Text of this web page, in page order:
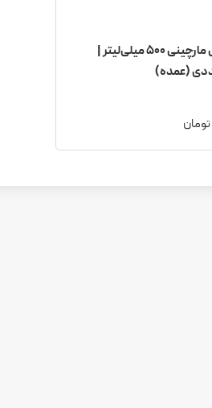
آبجو روسی مارچینی ۵۰۰ میلی‌لیتر |